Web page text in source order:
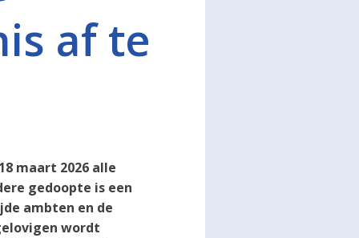
af te
maart 2026 alle
gedoopte is een
ambten en de
wordt